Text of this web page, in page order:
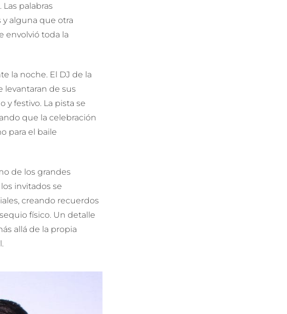
palabras
alguna que otra
envolvió toda la
la noche. El DJ de la
levantaran de sus
festivo. La pista se
que la celebración
para el baile
de los grandes
invitados se
creando recuerdos
físico. Un detalle
allá de la propia